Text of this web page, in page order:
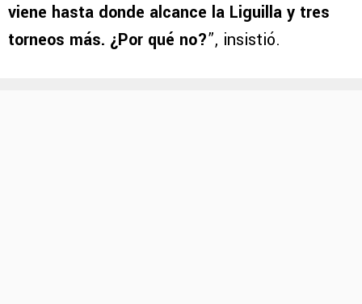
viene hasta donde alcance la Liguilla y tres
torneos más. ¿Por qué no?”, insistió.